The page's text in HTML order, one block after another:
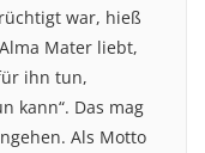
war, hieß
Mater liebt,
ihn tun,
kann“. Das mag
Als Motto